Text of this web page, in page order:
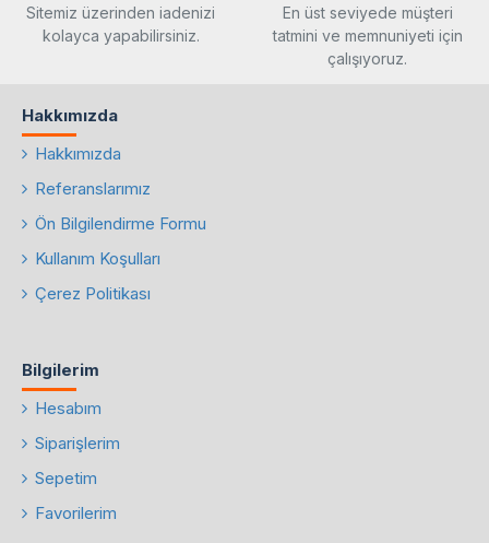
Sitemiz üzerinden iadenizi
kolayca yapabilirsiniz.
En üst seviyede müşteri
tatmini ve memnuniyeti için
çalışıyoruz.
Hakkımızda
Hakkımızda
Referanslarımız
Ön Bilgilendirme Formu
Kullanım Koşulları
Çerez Politikası
Bilgilerim
Hesabım
Siparişlerim
Sepetim
Favorilerim